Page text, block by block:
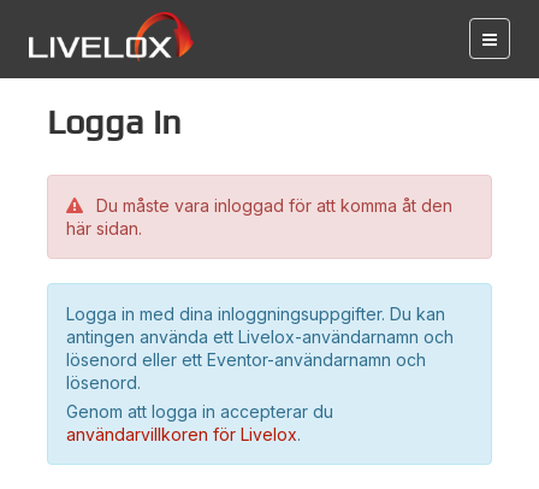
Logga in
Du måste vara inloggad för att komma åt den
här sidan.
Logga in med dina inloggningsuppgifter. Du kan
antingen använda ett Livelox-användarnamn och
lösenord eller ett Eventor-användarnamn och
lösenord.
Genom att logga in accepterar du
användarvillkoren för Livelox.